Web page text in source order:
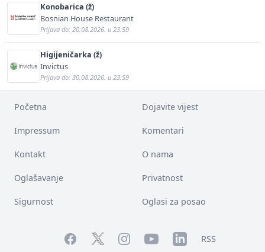
Konobarica (ž)
Bosnian House Restaurant
Prijava do: 20.08.2026. u 23:59
Higijeničarka (ž)
Invictus
Prijava do: 30.08.2026. u 23:59
Početna Dojavite vijest
Impressum Komentari
Kontakt O nama
Oglašavanje Privatnost
Sigurnost Oglasi za posao
FacebookTwitterInstagramYouTubeLinkedInRSS